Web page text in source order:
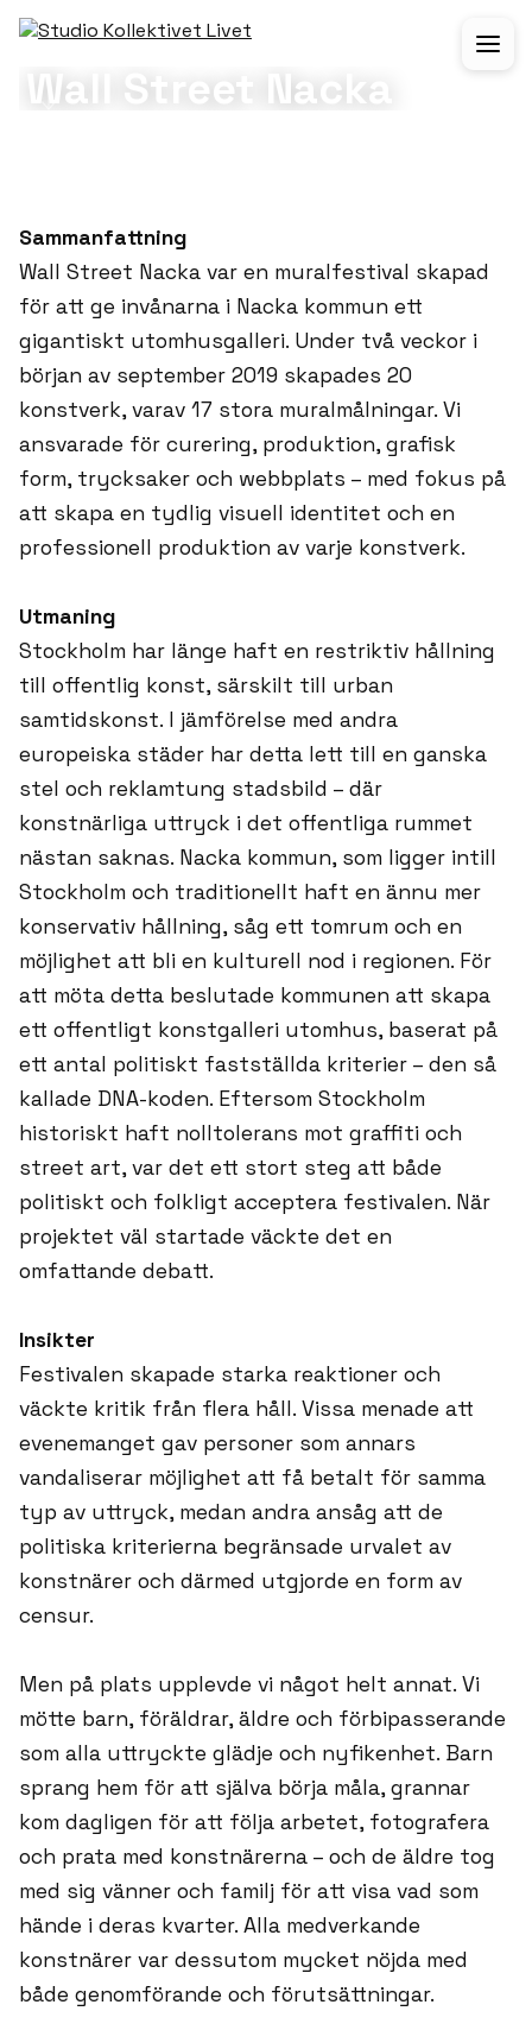
KONST/PRODUKTION
Wall Street Nacka
Sammanfattning
Wall Street Nacka var en muralfestival skapad
för att ge invånarna i Nacka kommun ett
gigantiskt utomhusgalleri. Under två veckor i
början av september 2019 skapades 20
konstverk, varav 17 stora muralmålningar. Vi
ansvarade för curering, produktion, grafisk
form, trycksaker och webbplats – med fokus på
att skapa en tydlig visuell identitet och en
professionell produktion av varje konstverk.
Utmaning
Stockholm har länge haft en restriktiv hållning
till offentlig konst, särskilt till urban
samtidskonst. I jämförelse med andra
europeiska städer har detta lett till en ganska
stel och reklamtung stadsbild – där
konstnärliga uttryck i det offentliga rummet
nästan saknas. Nacka kommun, som ligger intill
Stockholm och traditionellt haft en ännu mer
konservativ hållning, såg ett tomrum och en
möjlighet att bli en kulturell nod i regionen. För
att möta detta beslutade kommunen att skapa
ett offentligt konstgalleri utomhus, baserat på
ett antal politiskt fastställda kriterier – den så
kallade DNA-koden. Eftersom Stockholm
historiskt haft nolltolerans mot graffiti och
street art, var det ett stort steg att både
politiskt och folkligt acceptera festivalen. När
projektet väl startade väckte det en
omfattande debatt.
Insikter
Festivalen skapade starka reaktioner och
väckte kritik från flera håll. Vissa menade att
evenemanget gav personer som annars
vandaliserar möjlighet att få betalt för samma
typ av uttryck, medan andra ansåg att de
politiska kriterierna begränsade urvalet av
konstnärer och därmed utgjorde en form av
censur.
Men på plats upplevde vi något helt annat. Vi
mötte barn, föräldrar, äldre och förbipasserande
som alla uttryckte glädje och nyfikenhet. Barn
sprang hem för att själva börja måla, grannar
kom dagligen för att följa arbetet, fotografera
och prata med konstnärerna – och de äldre tog
med sig vänner och familj för att visa vad som
hände i deras kvarter. Alla medverkande
konstnärer var dessutom mycket nöjda med
både genomförande och förutsättningar.